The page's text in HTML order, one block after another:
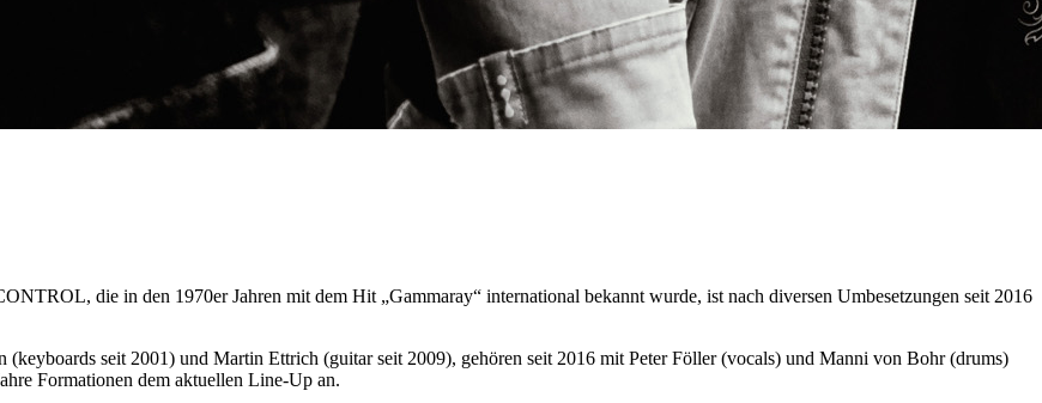
die in den 1970er Jahren mit dem Hit „Gammaray“ international bekannt wurde, ist nach diversen Umbesetzungen seit 2016
(keyboards seit 2001) und Martin Ettrich (guitar seit 2009), gehören seit 2016 mit Peter Föller (vocals) und Manni von Bohr (drums)
Formationen dem aktuellen Line-Up an.